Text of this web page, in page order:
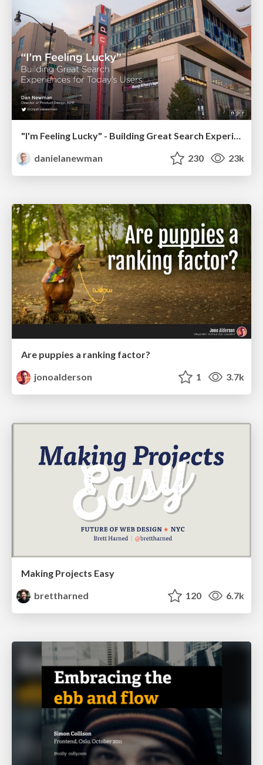
danielanewman
230 23k
Are puppies a ranking factor?
jonoalderson
1 3.7k
Making Projects Easy
brettharned
120 6.7k